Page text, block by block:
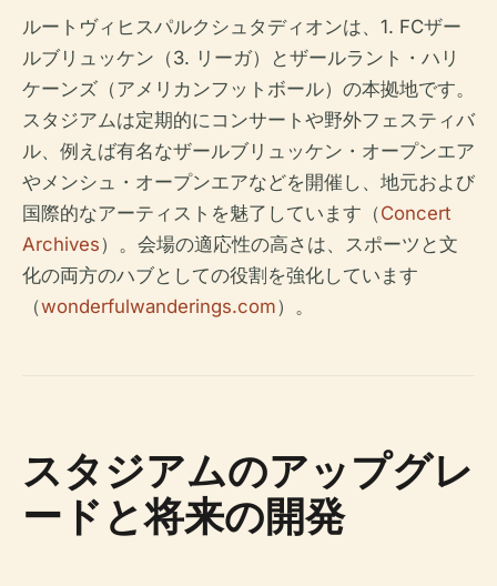
ルートヴィヒスパルクシュタディオンは、1. FCザー
ルブリュッケン（3. リーガ）とザールラント・ハリ
ケーンズ（アメリカンフットボール）の本拠地です。
スタジアムは定期的にコンサートや野外フェスティバ
ル、例えば有名なザールブリュッケン・オープンエア
やメンシュ・オープンエアなどを開催し、地元および
国際的なアーティストを魅了しています（Concert
Archives）。会場の適応性の高さは、スポーツと文
化の両方のハブとしての役割を強化しています
（wonderfulwanderings.com）。
スタジアムのアップグレ
ードと将来の開発